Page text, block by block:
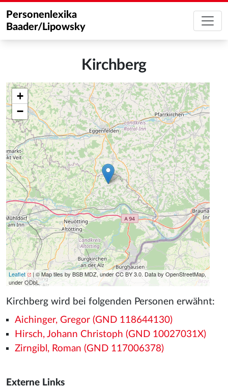
Personenlexika
Baader/Lipowsky
Kirchberg
+
−
Leaflet
| © Map tiles by BSB MDZ, under CC BY 3.0. Data by OpenStreetMap,
under ODbL
Kirchberg wird bei folgenden Personen erwähnt:
Aichinger, Gregor (GND 118644130)
Hirsch, Johann Christoph (GND 10027031X)
Zirngibl, Roman (GND 117006378)
Externe Links